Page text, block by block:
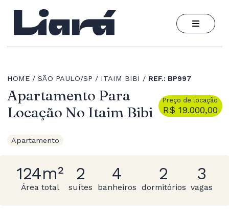
HOME SÃO PAULO/SP ITAIM BIBI REF.: BP997
Apartamento Para
Locação No Itaim Bibi
Preço de locação
R$ 19.000,00
Apartamento
124m²
Área total
2
suítes
4
banheiros
2
dormitórios
3
vagas